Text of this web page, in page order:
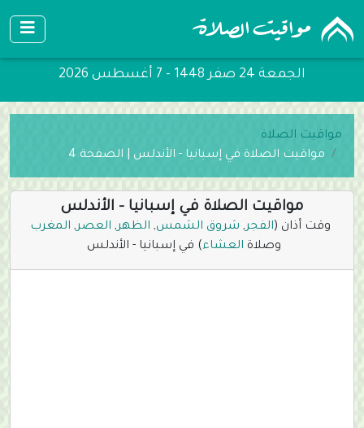
الجمعة 24 صفر 1448 - 7 أغسطس 2026
مواقيت الصلاة
مواقيت الصلاة في إسبانيا - الأندلس | الصفحة 4
مواقيت الصلاة في إسبانيا - الأندلس
وقت أذان (الفجر, شروق الشمس, الظهر, العصر, المغرب
وصلاة العشاء) في إسبانيا - الأندلس